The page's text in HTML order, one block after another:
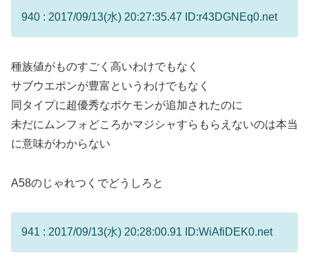
940 : 2017/09/13(水) 20:27:35.47 ID:r43DGNEq0.net
種族値がものすごく高いわけでもなく
サブウエポンが豊富というわけでもなく
同タイプに超優秀なポケモンが追加されたのに
未だにムンフォどころかマジシャすらもらえないのは本当
に意味がわからない
A58のじゃれつくでどうしろと
941 : 2017/09/13(水) 20:28:00.91 ID:WiAfiDEK0.net